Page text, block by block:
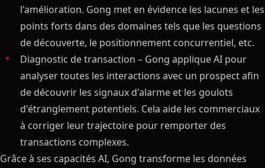
l'amélioration. Gong met en évidence les lacunes et les
points forts dans des domaines tels que les questions
de découverte, le positionnement concurrentiel, etc.
Diagnostic de transaction – Gong applique AI pour
analyser toutes les interactions avec un prospect afin
de découvrir les signaux d'alarme et les goulots
d'étranglement potentiels. Cela aide les commerciaux
à corriger leur trajectoire pour remporter des
transactions complexes.
Grâce à ses capacités AI, Gong transforme les données